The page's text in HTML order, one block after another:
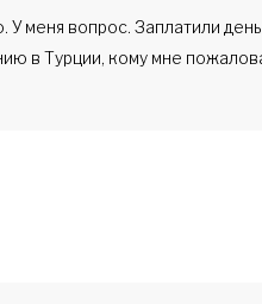
У меня вопрос. Заплатили
в Турции, кому мне